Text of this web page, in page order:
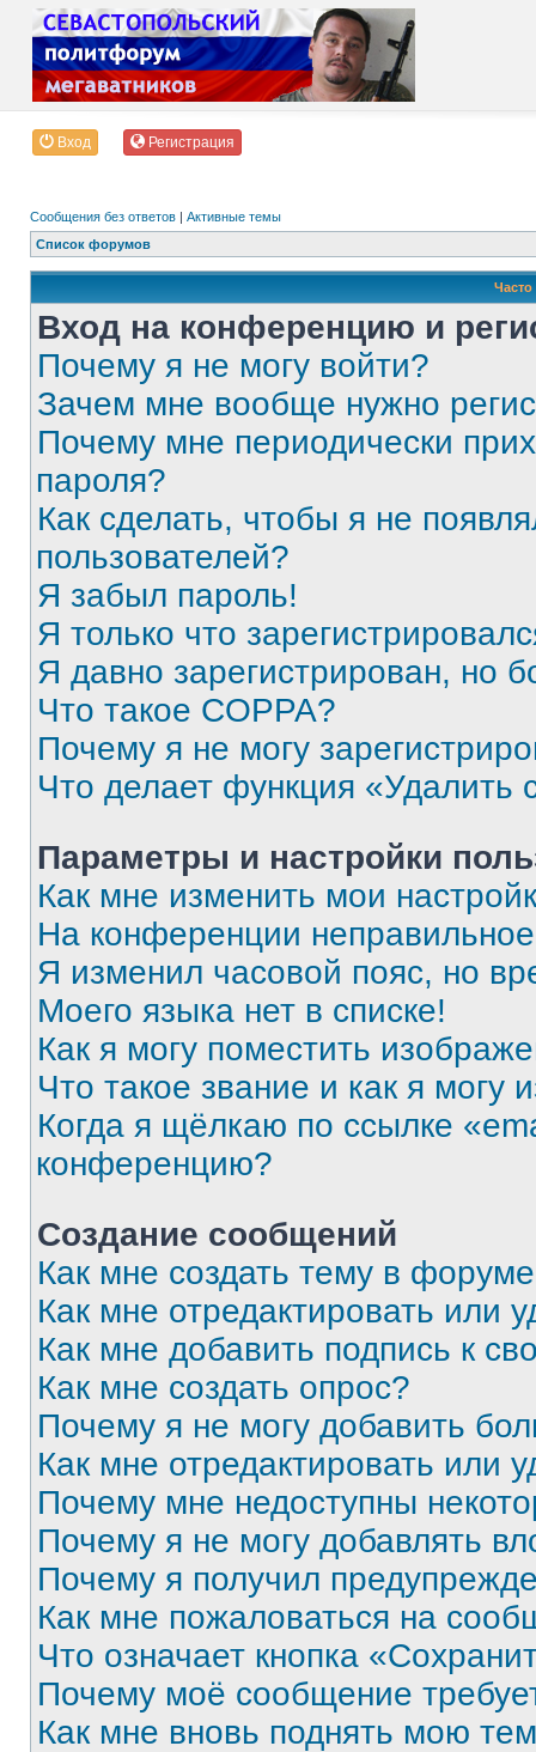
Вход Регистрация
Сообщения без ответов | Активные темы
Список форумов
Вход на конференцию и
Почему я не могу войти?
Зачем мне вообще нужно
Почему мне периодически
пароля?
Как сделать, чтобы я не
пользователей?
Я забыл пароль!
Я только что
Я давно зарегистрирован, но
Что такое COPPA?
Почему я не могу
Что делает функция «Удалить
Параметры и настройки
Как мне изменить мои
На конференции
Я изменил часовой пояс, но
Моего языка нет в списке!
Как я могу поместить
Что такое звание и как я могу
Когда я щёлкаю по ссылке
конференцию?
Создание сообщений
Как мне создать тему в
Как мне отредактировать или
Как мне добавить подпись к
Как мне создать опрос?
Почему я не могу добавить
Как мне отредактировать или
Почему мне недоступны
Почему я не могу добавлять
Почему я получил
Как мне пожаловаться на
Что означает кнопка
Почему моё сообщение
Как мне вновь поднять мою